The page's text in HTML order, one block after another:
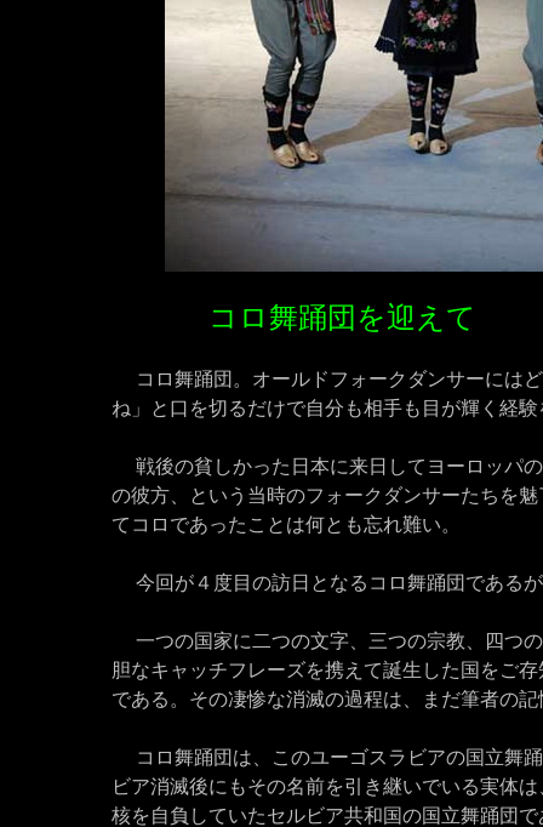
コロ舞踊団を迎えて
コロ舞踊団。オールドフォークダンサーには
ね」と口を切るだけで自分も相手も目が輝く経
戦後の貧しかった日本に来日してヨーロッパ
の彼方、という当時のフォークダンサーたちを
てコロであったことは何とも忘れ難い。
今回が４度目の訪日となるコロ舞踊団である
一つの国家に二つの文字、三つの宗教、四つ
胆なキャッチフレーズを携えて誕生した国をご
である。その凄惨な消滅の過程は、まだ筆者の
コロ舞踊団は、このユーゴスラビアの国立舞
ビア消滅後にもその名前を引き継いでいる実体
核を自負していたセルビア共和国の国立舞踊団で